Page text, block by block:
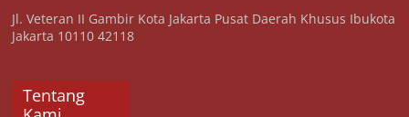
Jl. Veteran II Gambir Kota Jakarta Pusat Daerah Khusus Ibukota
Jakarta 10110 42118
Tentang